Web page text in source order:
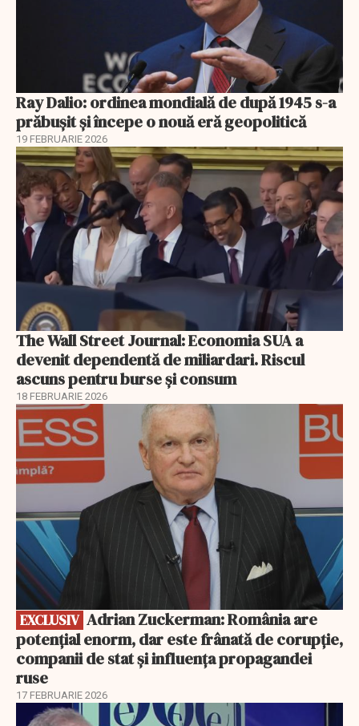
Ray Dalio: ordinea mondială de după 1945 s-a
prăbușit și începe o nouă eră geopolitică
19 FEBRUARIE 2026
The Wall Street Journal: Economia SUA a
devenit dependentă de miliardari. Riscul
ascuns pentru burse și consum
18 FEBRUARIE 2026
EXCLUSIV
EXCLUSIV
potențial enorm, dar este frânată de corupție,
companii de stat și influența propagandei
ruse
17 FEBRUARIE 2026
EXCLUSIV